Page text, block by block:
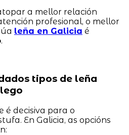
a mellor relación
profesional, o mellor
leña en Galicia é
.
tipos de leña
é decisiva para o
En Galicia, as opcións